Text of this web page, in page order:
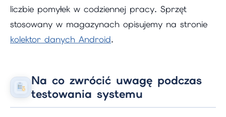
liczbie pomyłek w codziennej pracy. Sprzęt
stosowany w magazynach opisujemy na stronie
kolektor danych Android.
Na co zwrócić uwagę podczas
testowania systemu